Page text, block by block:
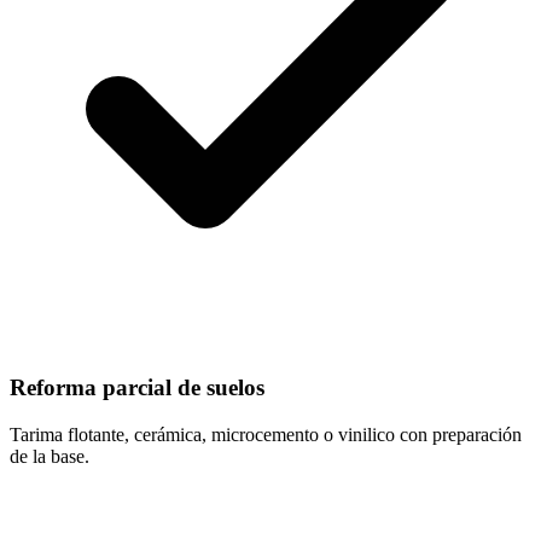
Reforma parcial de suelos
Tarima flotante, cerámica, microcemento o vinilico con preparación
de la base.